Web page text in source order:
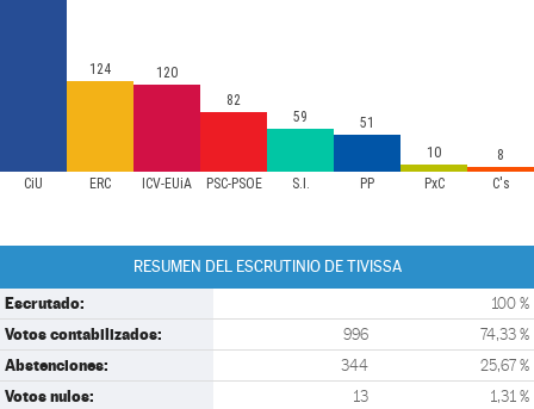
CiU ERC ICV-EUiA PSC-PSOE S.I. PP PxC C's
124
120
82
59
51
10
8
RESUMEN DEL ESCRUTINIO DE TIVISSA
Escrutado: 100 %
Votos contabilizados: 996 74,33 %
Abstenciones: 344 25,67 %
Votos nulos: 13 1,31 %